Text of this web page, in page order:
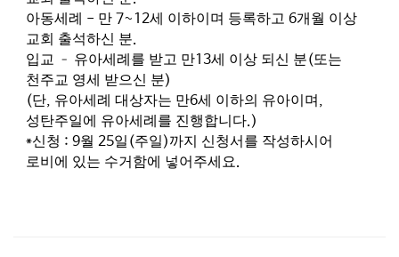
아동세례 - 만 7~12세 이하이며 등록하고 6개월 이상
교회 출석하신 분.
입교 – 유아세례를 받고 만13세 이상 되신 분(또는
천주교 영세 받으신 분)
(단, 유아세례 대상자는 만6세 이하의 유아이며 ,
성탄주일에 유아세례를 진행합니다.)
*신청 : 9월 25일 (주일 )까지 신청서를 작성하시어
로비에 있는 수거함에 넣어주세요.